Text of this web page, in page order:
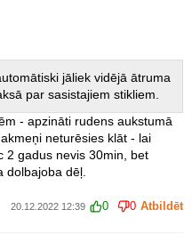
jāliek vidējā ātruma
par sasistajiem stikliem.
- apzināti rudens aukstumā
neturēsies klāt - lai
2 gadus nevis 30min, bet
dolbajoba dēļ.
20.12.2022 12:39 0 0 Atbildēt